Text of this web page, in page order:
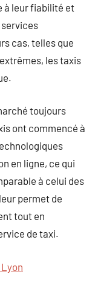
à leur fiabilité et
cas, telles que
les taxis
toujours
ont commencé à
en ligne, ce qui
à celui des
permet de
tout en
de taxi.